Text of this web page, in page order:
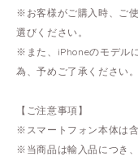
※お客様がご購入時、ご
選びください。
※また、iPhoneのモデル
為、予めご了承ください。
【ご注意事項】
※スマートフォン本体は
※当商品は輸入品につき